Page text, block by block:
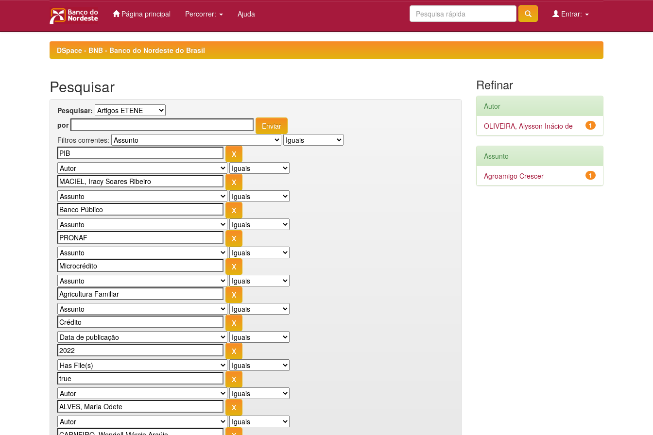
Página principal Percorrer: Ajuda Entrar:
DSpace - BNB - Banco do Nordeste do Brasil
Pesquisar
Pesquisar:
por
Filtros correntes:
Refinar
Autor
1
OLIVEIRA, Alysson Inácio de
Assunto
1
Agroamigo Crescer